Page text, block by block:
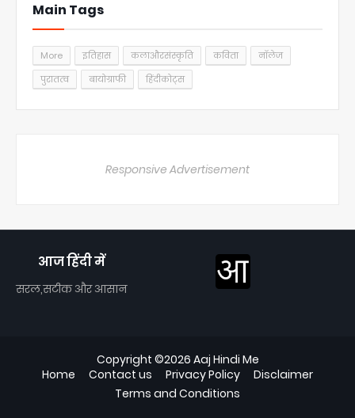
Main Tags
More इतिहास कलाऔरसंस्कृति कविता
नॉलेज
पुरातत्व
बायोग्राफी हिंदीकोट्स
Responsive Advertisement
आज हिंदी में
सरल,सटीक और आसान
Copyright ©2026 Aaj Hindi Me
Home
Contact us Privacy Policy
Disclaimer
Terms and Conditions